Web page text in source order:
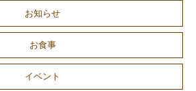
お知らせ
お食事
イベント